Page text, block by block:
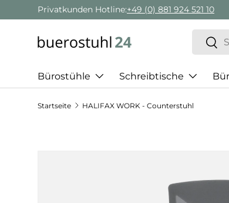
Direkt zum Inhalt
Privatkunden Hotline:+49 (0) 881 924 521 10
Suchen
Bürostühle Schreibtische
Startseite HALIFAX WORK - Counterstuhl